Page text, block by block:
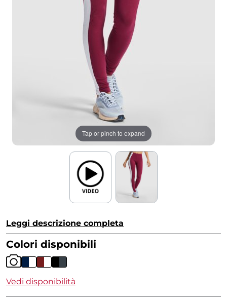
Tap or pinch to expand
Leggi descrizione completa
Colori disponibili
Vedi disponibilità